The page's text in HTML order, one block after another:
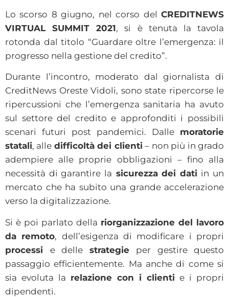
Lo scorso 8 giugno, nel corso del CREDITNEWS
VIRTUAL SUMMIT 2021, si è tenuta la tavola
rotonda dal titolo “Guardare oltre l’emergenza: il
progresso nella gestione del credito”.
Durante l’incontro, moderato dal giornalista di
CreditNews Oreste Vidoli, sono state ripercorse le
ripercussioni che l’emergenza sanitaria ha avuto
sul settore del credito e approfonditi i possibili
scenari futuri post pandemici. Dalle moratorie
statali, alle difficoltà dei clienti – non più in grado
adempiere alle proprie obbligazioni – fino alla
necessità di garantire la sicurezza dei dati in un
mercato che ha subito una grande accelerazione
verso la digitalizzazione.
Si è poi parlato della riorganizzazione del lavoro
da remoto, dell’esigenza di modificare i propri
processi e delle strategie per gestire questo
passaggio efficientemente. Ma anche di come si
sia evoluta la relazione con i clienti e i propri
dipendenti.